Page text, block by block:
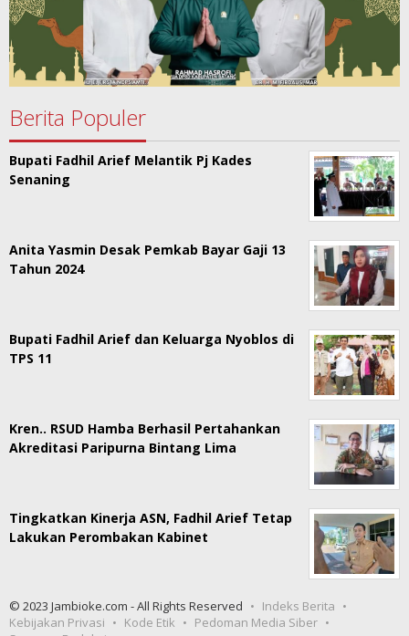
Berita Populer
Bupati Fadhil Arief Melantik Pj Kades
Senaning
Anita Yasmin Desak Pemkab Bayar Gaji 13
Tahun 2024
Bupati Fadhil Arief dan Keluarga Nyoblos di
TPS 11
Kren.. RSUD Hamba Berhasil Pertahankan
Akreditasi Paripurna Bintang Lima
Tingkatkan Kinerja ASN, Fadhil Arief Tetap
Lakukan Perombakan Kabinet
© 2023 Jambioke.com - All Rights Reserved
Indeks Berita
Kebijakan Privasi
Kode Etik
Pedoman Media Siber